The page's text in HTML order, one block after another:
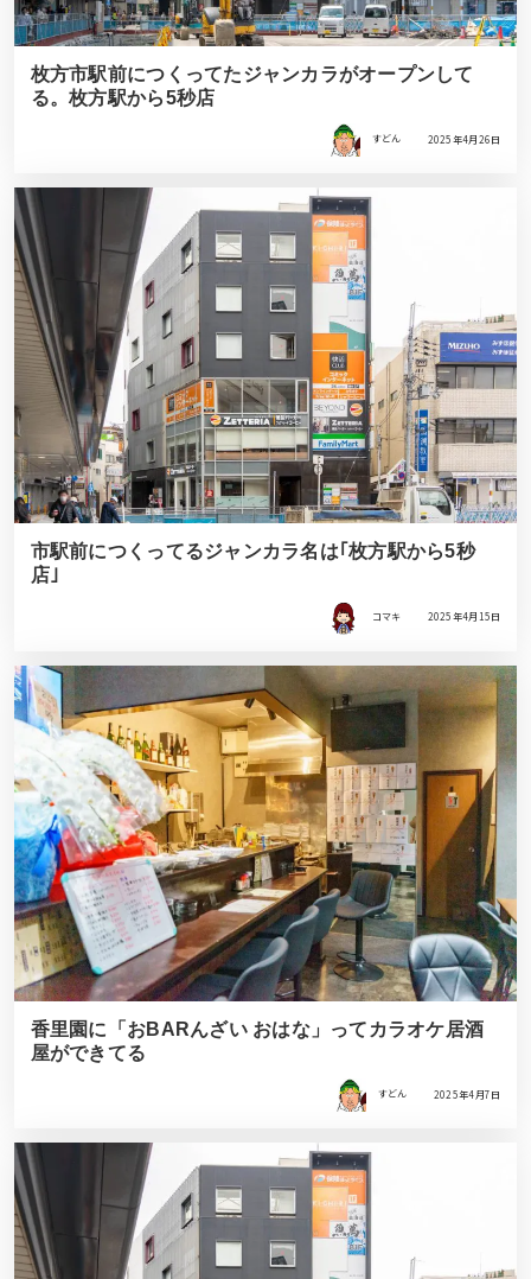
枚方市駅前につくってたジャンカラがオープンして
る。枚方駅から5秒店
すどん 2025年4月26日
市駅前につくってるジャンカラ名は｢枚方駅から5秒
店｣
コマキ 2025年4月15日
香里園に「おBARんざい おはな」ってカラオケ居酒
屋ができてる
すどん 2025年4月7日